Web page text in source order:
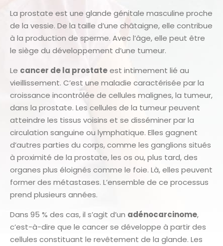
La prostate est une glande génitale masculine proche
de la vessie. De la taille d’une châtaigne, elle contribue
à la production de sperme. Avec l’âge, elle peut être
le siège du développement d’une tumeur.
Le cancer de la prostateest intimement lié au
vieillissement. C’est une maladie caractérisée par la
croissance incontrôlée de cellules malignes, la tumeur,
dans la prostate. Les cellules de la tumeur peuvent
atteindre les tissus voisins et se disséminer par la
circulation sanguine ou lymphatique. Elles gagnent
d’autres parties du corps, comme les ganglions situés
à proximité de la prostate, les os ou, plus tard, des
organes plus éloignés comme le foie. Là, elles peuvent
former des métastases. L’ensemble de ce processus
prend plusieurs années.
Dans 95 % des cas, il s’agit d’un adénocarcinome,
c’est-à-dire que le cancer se développe à partir des
cellules constituant le revêtement de la glande. Les